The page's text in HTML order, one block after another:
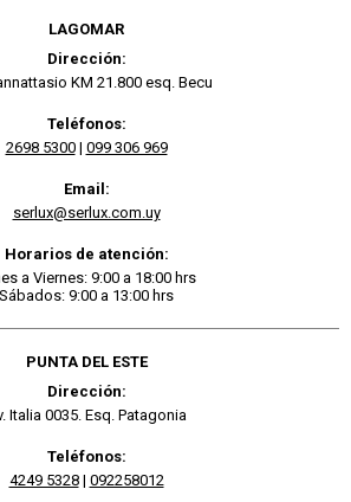
LAGOMAR
Dirección:
KM 21.800 esq. Becu
Teléfonos:
2698 5300| 099 306 969
Email:
serlux@serlux.com.uy
Horarios de atención:
a Viernes: 9:00 a 18:00 hrs
Sábados: 9:00 a 13:00 hrs
PUNTA DEL ESTE
Dirección:
Italia 0035. Esq. Patagonia
Teléfonos:
4249 5328| 092258012